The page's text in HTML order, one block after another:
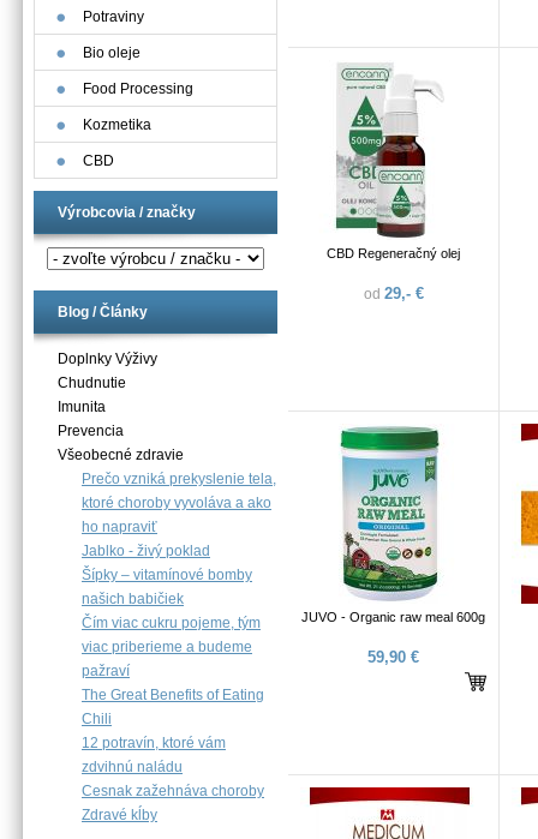
Potraviny
Bio oleje
Food Processing
Kozmetika
CBD
Výrobcovia / značky
Blog / Články
Doplnky Výživy
Chudnutie
Imunita
Prevencia
Všeobecné zdravie
Prečo vzniká prekyslenie tela,
ktoré choroby vyvoláva a ako
ho napraviť
Jablko - živý poklad
Šípky – vitamínové bomby
našich babičiek
Čím viac cukru pojeme, tým
viac priberieme a budeme
pažraví
The Great Benefits of Eating
Chili
12 potravín, ktoré vám
zdvihnú naládu
Cesnak zažehnáva choroby
Zdravé kĺby
CBD Regeneračný olej
od 29,- €
JUVO - Organic raw meal 600g
59,90 €